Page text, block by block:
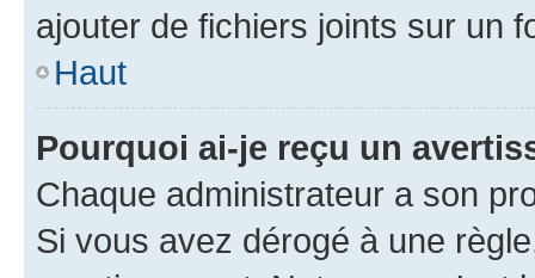
ajouter de fichiers joints sur un
Haut
Pourquoi ai-je reçu un
Chaque administrateur a son
Si vous avez dérogé à une